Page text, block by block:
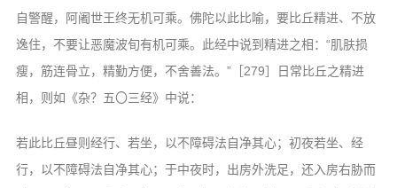
自警醒，阿阇世王终无机可乘。佛陀以此比喻，要比丘精进、不放
逸住，不要让恶魔波旬有机可乘。此经中说到精进之相：“肌肤损
瘦，筋连骨立，精勤方便，不舍善法。”［279］日常比丘之精进
相，则如《杂？五〇三经》中说：
若此比丘昼则经行、若坐，以不障碍法自净其心；初夜若坐、经
行，以不障碍法自净其心；于中夜时，出房外洗足，还入房右胁而